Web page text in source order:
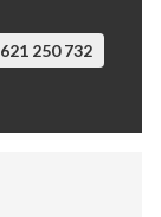
621 250 732